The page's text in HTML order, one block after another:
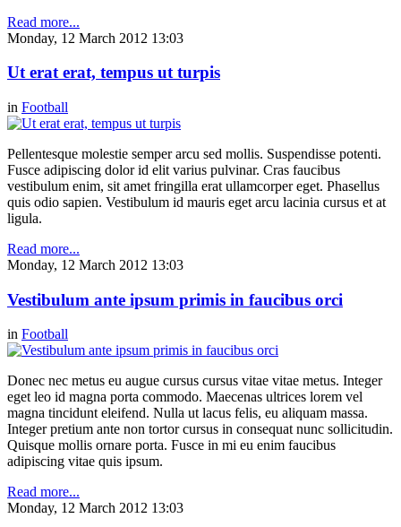
Read more...
Monday, 12 March 2012 13:03
Ut erat erat, tempus ut turpis
in Football
Pellentesque molestie semper arcu sed mollis. Suspendisse potenti.
Fusce adipiscing dolor id elit varius pulvinar. Cras faucibus
vestibulum enim, sit amet fringilla erat ullamcorper eget. Phasellus
quis odio sapien. Vestibulum id mauris eget arcu lacinia cursus et at
ligula.
Read more...
Monday, 12 March 2012 13:03
Vestibulum ante ipsum primis in faucibus orci
in Football
Donec nec metus eu augue cursus cursus vitae vitae metus. Integer
eget leo id magna porta commodo. Maecenas ultrices lorem vel
magna tincidunt eleifend. Nulla ut lacus felis, eu aliquam massa.
Integer pretium ante non tortor cursus in consequat nunc sollicitudin.
Quisque mollis ornare porta. Fusce in mi eu enim faucibus
adipiscing vitae quis ipsum.
Read more...
Monday, 12 March 2012 13:03